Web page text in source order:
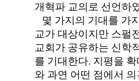
개혁파 교의로 선언하
몇 가지의 기대를 가
교가 대상이지만 스펄
교회가 공유하는 신학
를 기대한다. 지평을
와 과연 어떤 점에서